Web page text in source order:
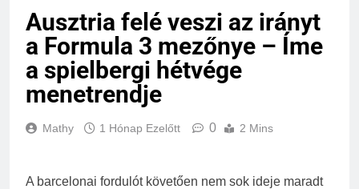
Ausztria felé veszi az irányt
a Formula 3 mezőnye – Íme
a spielbergi hétvége
menetrendje
Mathy 1 Hónap Ezelőtt 0 2 Mins
A barcelonai fordulót követően nem sok ideje maradt